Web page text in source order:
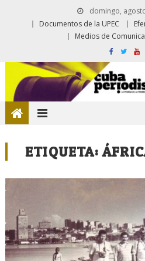
domingo,
Documentos de la UPEC
Medios de
ETIQUETA: